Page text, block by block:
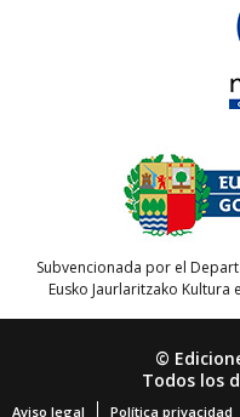
Subvencionada por el
Eusko Jaurlaritzako Kultura
©
Todos los
Aviso legal Política privacidad